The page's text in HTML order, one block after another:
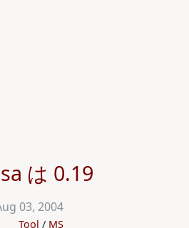
は 0.19
03, 2004
Tool MS